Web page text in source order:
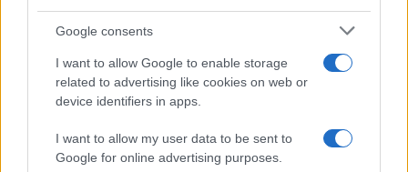
Google consents
I want to allow Google to enable storage
related to advertising like cookies on web or
device identifiers in apps.
I want to allow my user data to be sent to
Google for online advertising purposes.